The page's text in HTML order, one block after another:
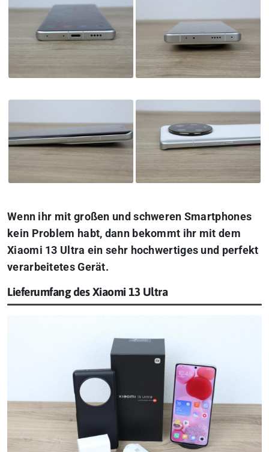
Wenn ihr mit großen und schweren Smartphones
kein Problem habt, dann bekommt ihr mit dem
Xiaomi 13 Ultra ein sehr hochwertiges und perfekt
verarbeitetes Gerät.
Lieferumfang des Xiaomi 13 Ultra